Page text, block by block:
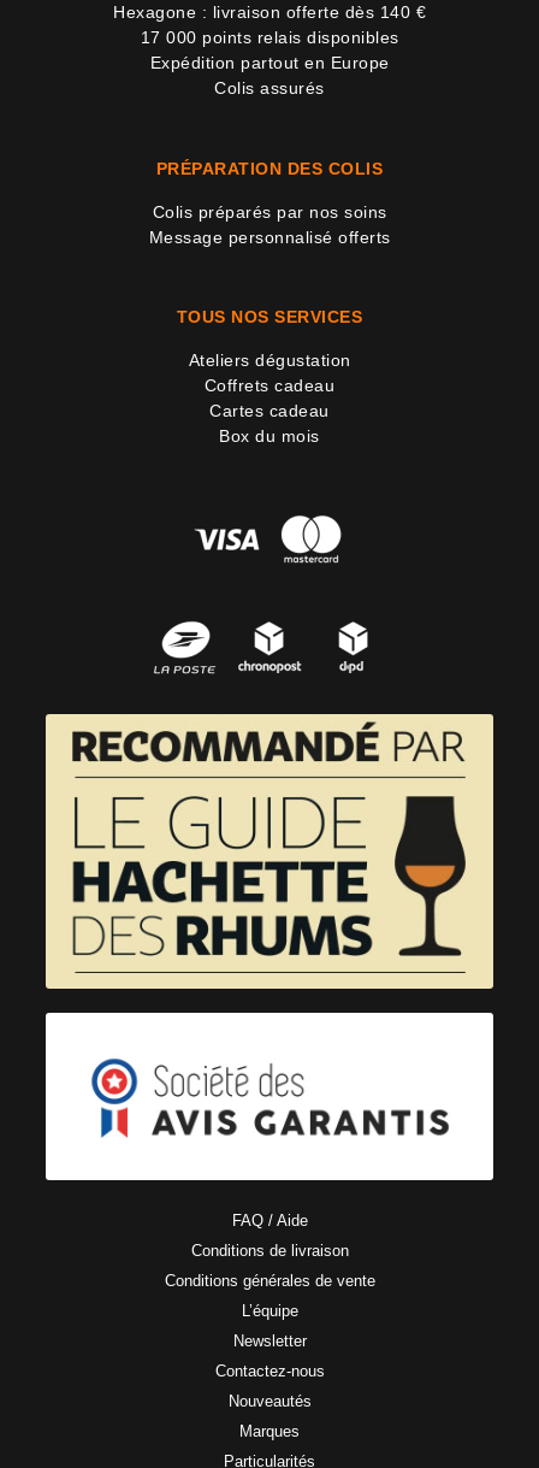
Hexagone : livraison offerte dès 140 €
17 000 points relais disponibles
Expédition partout en Europe
Colis assurés
PRÉPARATION DES COLIS
Colis préparés par nos soins
Message personnalisé offerts
TOUS NOS SERVICES
Ateliers dégustation
Coffrets cadeau
Cartes cadeau
Box du mois
FAQ / Aide
Conditions de livraison
Conditions générales de vente
L’équipe
Newsletter
Contactez-nous
Nouveautés
Marques
Particularités